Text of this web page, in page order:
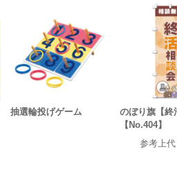
抽選輪投げゲーム
のぼり旗【終
【No.404】
参考上代